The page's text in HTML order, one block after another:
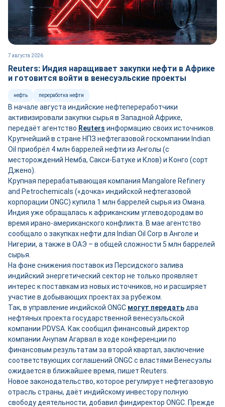
7 августа 2026
Reuters: Индия наращивает закупки нефти в Африке
и готовится войти в венесуэльские проекты
нефть переработка нефти
В начале августа индийские нефтепереработчики
активизировали закупки сырья в Западной Африке,
передаёт агентство Reuters информацию своих источников.
Крупнейший в стране НПЗ нефтегазовой госкомпании Indian
Oil приобрёл 4 млн баррелей нефти из Анголы (с
месторождений Немба, Сакси-Батуке и Клов) и Конго (сорт
Джено).
Крупная перерабатывающая компания Mangalore Refinery
and Petrochemicals («дочка» индийской нефтегазовой
корпорации ONGC) купила 1 млн баррелей сырья из Омана.
Индия уже обращалась к африканским углеводородам во
время ирано-американского конфликта. В мае агентство
сообщало о закупках нефти для Indian Oil Corp в Анголе и
Нигерии, а также в ОАЭ – в общей сложности 5 млн баррелей
сырья.
На фоне снижения поставок из Персидского залива
индийский энергетический сектор не только проявляет
интерес к поставкам из новых источников, но и расширяет
участие в добывающих проектах за рубежом.
Так, в управление индийской ONGC могут передать два
нефтяных проекта государственной венесуэльской
компании PDVSA. Как сообщил финансовый директор
компании Анупам Агарвал в ходе конференции по
финансовым результатам за второй квартал, заключение
соответствующих соглашений ONGC с властями Венесуэлы
ожидается в ближайшее время, пишет Reuters.
Новое законодательство, которое регулирует нефтегазовую
отрасль страны, даёт индийскому инвестору полную
свободу деятельности, добавил финдиректор ONGC. Прежде